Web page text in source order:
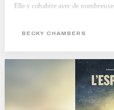
Elle y cohabite avec de
dont on ressort avec
BECKY CHAMBERS